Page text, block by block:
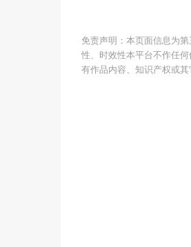
免责声明：本页面信息为
性、时效性本平台不作任
有作品内容、知识产权或